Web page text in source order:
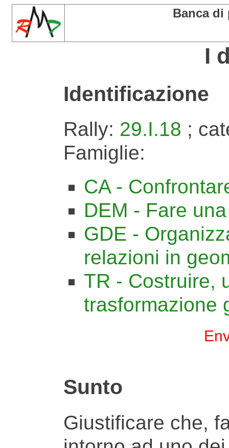
Banca di
I
Identificazione
Rally: 29.I.18 ;
Famiglie:
CA -
DEM - Fare
GDE -
relazioni in
TR - Costruire,
trasformazione
Sunto
Giustificare che,